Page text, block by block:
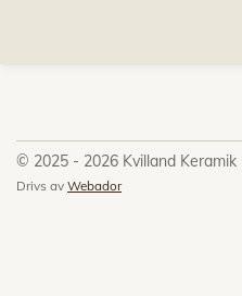
© 2025 - 2026 Kvilland Keramik
Drivs av Webador